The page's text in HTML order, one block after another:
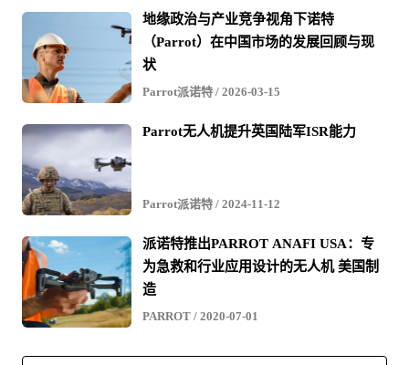
地缘政治与产业竞争视角下诺特
（Parrot）在中国市场的发展回顾与现
状
Parrot派诺特 / 2026-03-15
Parrot无人机提升英国陆军ISR能力
Parrot派诺特 / 2024-11-12
派诺特推出PARROT ANAFI USA：专
为急救和行业应用设计的无人机 美国制
造
PARROT / 2020-07-01